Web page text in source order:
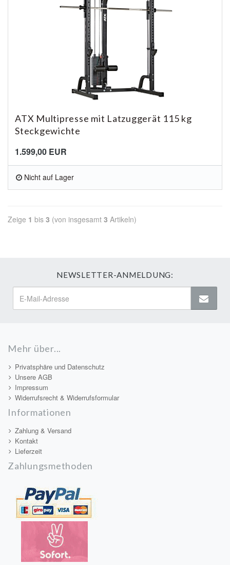
ATX Multipresse mit Latzuggerät 115 kg
Steckgewichte
1.599,00 EUR
Nicht auf Lager
Zeige 1 bis 3 (von insgesamt 3 Artikeln)
NEWSLETTER-ANMELDUNG:
Mehr über...
Privatsphäre und Datenschutz
Unsere AGB
Impressum
Widerrufsrecht & Widerrufsformular
Informationen
Zahlung & Versand
Kontakt
Lieferzeit
Zahlungsmethoden